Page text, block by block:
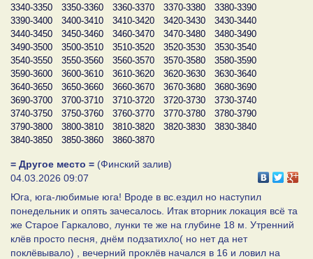
3340-3350
3350-3360 3360-3370 3370-3380
3380-3390
3390-3400
3400-3410 3410-3420 3420-3430
3430-3440
3440-3450
3450-3460 3460-3470 3470-3480
3480-3490
3490-3500
3500-3510 3510-3520 3520-3530
3530-3540
3540-3550
3550-3560 3560-3570 3570-3580
3580-3590
3590-3600
3600-3610 3610-3620 3620-3630
3630-3640
3640-3650
3650-3660 3660-3670 3670-3680
3680-3690
3690-3700
3700-3710 3710-3720 3720-3730
3730-3740
3740-3750
3750-3760 3760-3770 3770-3780
3780-3790
3790-3800
3800-3810 3810-3820 3820-3830
3830-3840
3840-3850
3850-3860 3860-3870
= Другое место = (Финский залив)
04.03.2026 09:07
Юга, юга-любимые юга! Вроде в вс.ездил но наступил
понедельник и опять зачесалось. Итак вторник локация всё та
же Старое Гаркалово, лунки те же на глубине 18 м. Утренний
клёв просто песня, днём подзатихло( но нет да нет
поклёвывало) , вечерний проклёв начался в 16 и ловил на